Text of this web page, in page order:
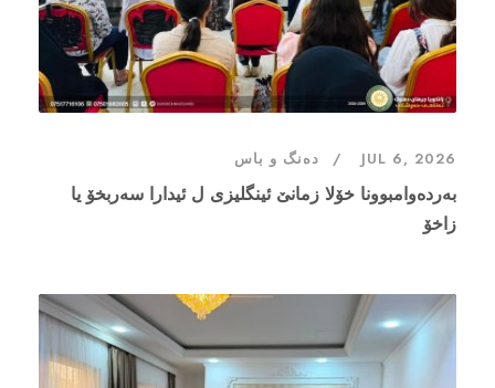
JUL 6, 2026 دەنگ و باس
بەردەوامبوونا خۆلا زمانێ ئینگلیزی ل ئیدارا سەربخۆ یا
زاخۆ